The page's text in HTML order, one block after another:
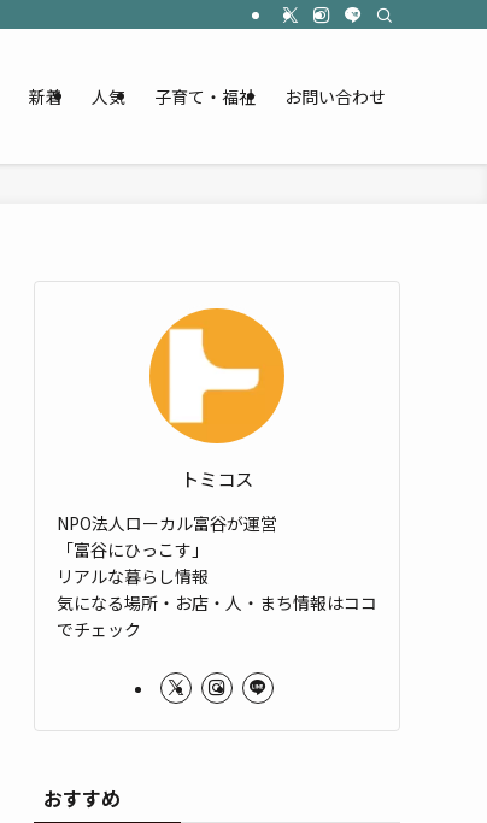
新着 人気 子育て・福祉 お問い合わせ
トミコス
NPO法人ローカル富谷が運営
「富谷にひっこす」
リアルな暮らし情報
気になる場所・お店・人・まち情報はココ
でチェック
おすすめ